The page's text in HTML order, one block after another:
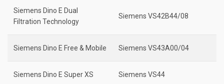
Siemens Dino E Dual
Filtration Technology
Siemens VS42B44/08
Siemens Dino E Free & Mobile Siemens VS43A00/04
Siemens Dino E Super XS Siemens VS44